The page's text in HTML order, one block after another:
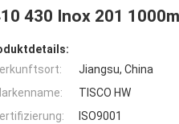
430 Inox 201
Jiangsu, China
TISCO HW
ISO9001